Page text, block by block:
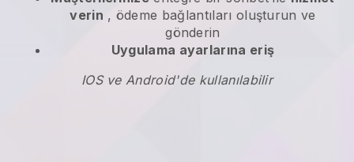
verin , ödeme bağlantıları oluşturun ve
gönderin
Uygulama ayarlarına eriş
IOS ve Android'de kullanılabilir